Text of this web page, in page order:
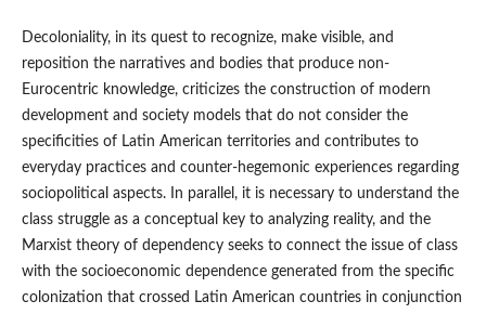
Decoloniality, in its quest to recognize, make visible, and
reposition the narratives and bodies that produce non-
Eurocentric knowledge, criticizes the construction of modern
development and society models that do not consider the
specificities of Latin American territories and contributes to
everyday practices and counter-hegemonic experiences regarding
sociopolitical aspects. In parallel, it is necessary to understand the
class struggle as a conceptual key to analyzing reality, and the
Marxist theory of dependency seeks to connect the issue of class
with the socioeconomic dependence generated from the specific
colonization that crossed Latin American countries in conjunction